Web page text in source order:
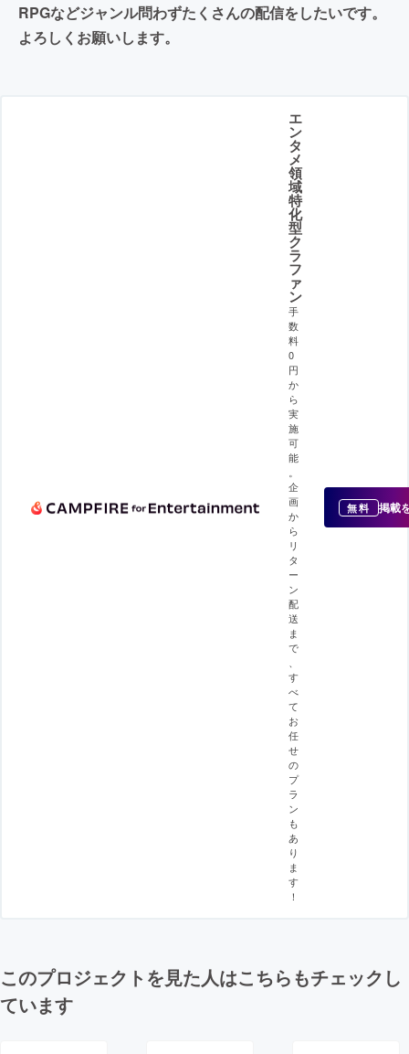
RPGなどジャンル問わずたくさんの配信をしたいです。
よろしくお願いします。
エ
ン
タ
メ
領
域
特
化
型
ク
ラ
フ
ァ
ン
手
数
料
0
円
か
ら
実
施
可
能
。
企
画
か
ら
リ
タ
ー
ン
配
送
ま
で
、
す
べ
て
お
任
せ
の
プ
ラ
ン
も
あ
り
ま
す
！
無料 掲載
このプロジェクトを見た人はこちらもチェックし
ています